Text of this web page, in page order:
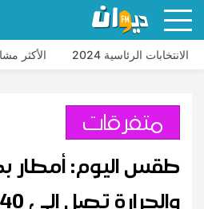
الانتخابات الرئاسية 2024 الأكثر
متفرقات
طقس اليوم: أمطار